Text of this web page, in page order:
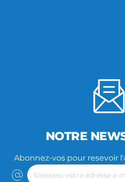
NOTRE
Abonnez-vos pour resevoir
Saisissez
votre